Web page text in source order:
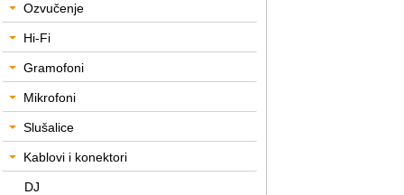
Ozvučenje
Hi-Fi
Gramofoni
Mikrofoni
Slušalice
Kablovi i konektori
DJ